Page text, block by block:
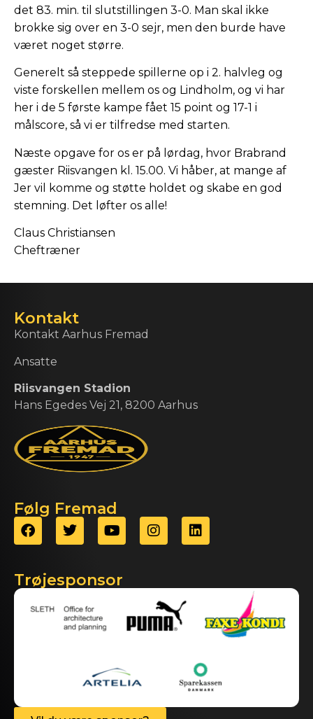
det 83. min. til slutstillingen 3-0. Man skal ikke
brokke sig over en 3-0 sejr, men den burde have
været noget større.
Generelt så steppede spillerne op i 2. halvleg og
viste forskellen mellem os og Lindholm, og vi har
her i de 5 første kampe fået 15 point og 17-1 i
målscore, så vi er tilfredse med starten.
Næste opgave for os er på lørdag, hvor Brabrand
gæster Riisvangen kl. 15.00. Vi håber, at mange af
Jer vil komme og støtte holdet og skabe en god
stemning. Det løfter os alle!
Claus Christiansen
Cheftræner
Kontakt
Kontakt Aarhus Fremad
Ansatte
Riisvangen Stadion
Hans Egedes Vej 21, 8200 Aarhus
Følg Fremad
Trøjesponsor